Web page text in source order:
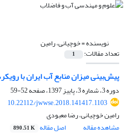
نویسنده =خوچیانی، رامین
تعداد مقالات: 1
پیش‌بینی میزان منابع آب ایران با
دوره 3، شماره 3، پاییز 1397، صفحه
52-59
10.22112/jwwse.2018.141417.1103
رامین خوچیانی، رضا معبودی
مشاهده مقاله
اصل مقاله 890.51 K